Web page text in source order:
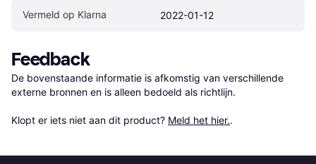
Vermeld op Klarna 2022-01-12
Feedback
De bovenstaande informatie is afkomstig van verschillende
externe bronnen en is alleen bedoeld als richtlijn.
Klopt er iets niet aan dit product? Meld het hier..